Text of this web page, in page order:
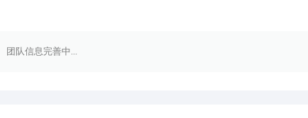
团队信息完善中...